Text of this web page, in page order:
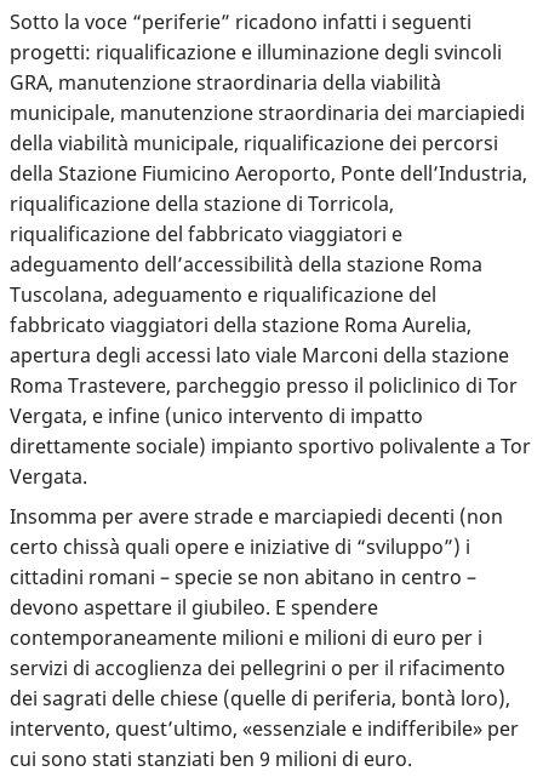
Sotto la voce “periferie” ricadono infatti i seguenti
progetti: riqualificazione e illuminazione degli svincoli
GRA, manutenzione straordinaria della viabilità
municipale, manutenzione straordinaria dei marciapiedi
della viabilità municipale, riqualificazione dei percorsi
della Stazione Fiumicino Aeroporto, Ponte dell’Industria,
riqualificazione della stazione di Torricola,
riqualificazione del fabbricato viaggiatori e
adeguamento dell’accessibilità della stazione Roma
Tuscolana, adeguamento e riqualificazione del
fabbricato viaggiatori della stazione Roma Aurelia,
apertura degli accessi lato viale Marconi della stazione
Roma Trastevere, parcheggio presso il policlinico di Tor
Vergata, e infine (unico intervento di impatto
direttamente sociale) impianto sportivo polivalente a Tor
Vergata.
Insomma per avere strade e marciapiedi decenti (non
certo chissà quali opere e iniziative di “sviluppo”) i
cittadini romani – specie se non abitano in centro –
devono aspettare il giubileo. E spendere
contemporaneamente milioni e milioni di euro per i
servizi di accoglienza dei pellegrini o per il rifacimento
dei sagrati delle chiese (quelle di periferia, bontà loro),
intervento, quest’ultimo, «essenziale e indifferibile» per
cui sono stati stanziati ben 9 milioni di euro.